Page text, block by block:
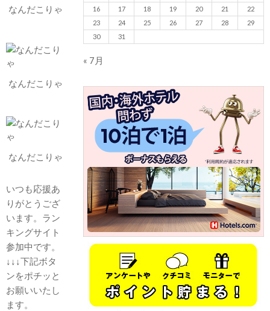
なんだこりゃ
なんだこりゃ
なんだこりゃ
いつも応援あ
りがとうござ
います。ラン
キングサイト
参加中です。
↓↓↓下記ボタ
ンをポチッと
お願いいたし
ます。
16
17 18 19 20 21
22
23
24 25 26 27 28
29
30
31
« 7月